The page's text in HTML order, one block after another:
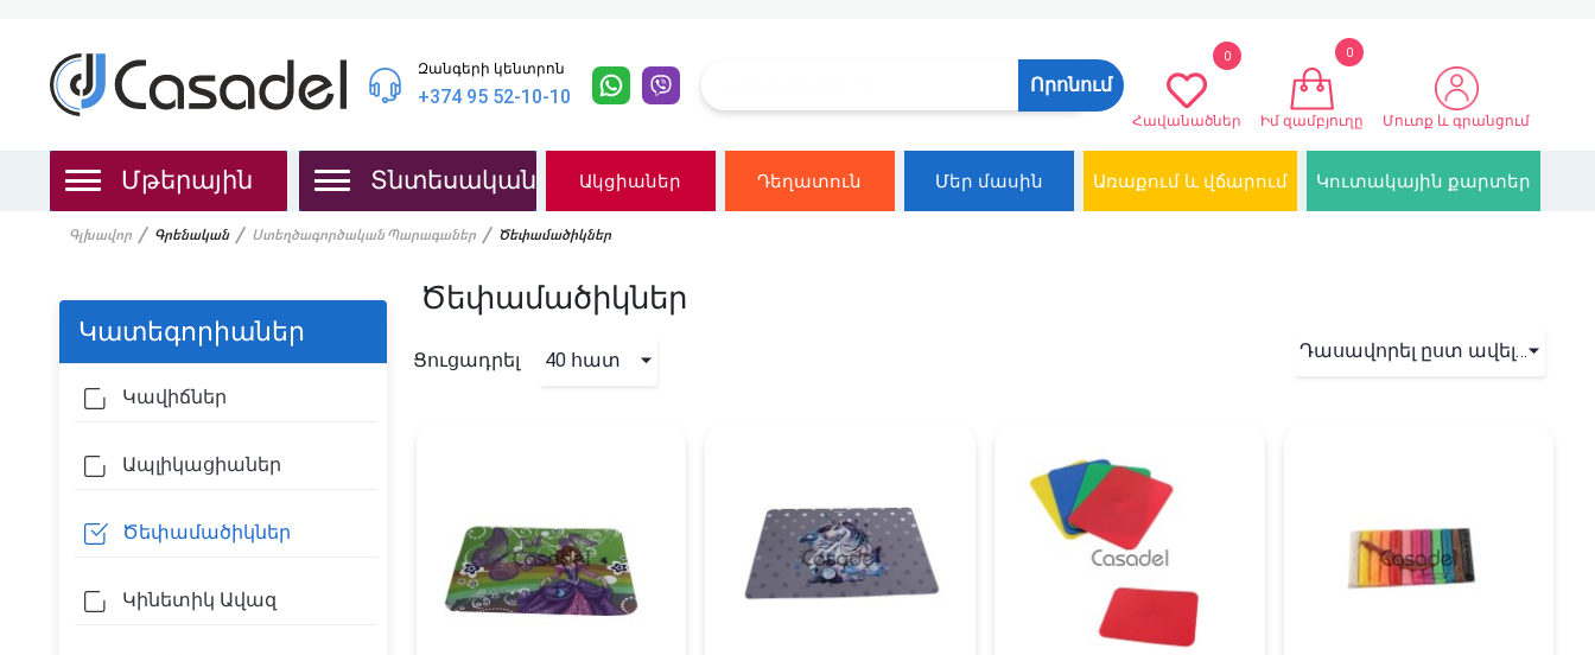
Զանգերի կենտրոն
+374 95 52-10-10
Որոնում
0
Հավանածներ
0
Իմ զամբյուղը Մուտք և գրանցում
Մթերային Տնտեսական Ակցիաներ Դեղատուն Մեր մասին Առաքում և վճարում Կուտակային քարտեր
Գլխավոր Գրենական Ստեղծագործական Պարագաներ Ծեփամածիկներ
Կատեգորիաներ
Կավիճներ
Ապլիկացիաներ
Ծեփամածիկներ
Կինետիկ Ավազ
Ծեփամածիկներ
Ցուցադրել 40 հատ Դասավորել ըստ ավելացման